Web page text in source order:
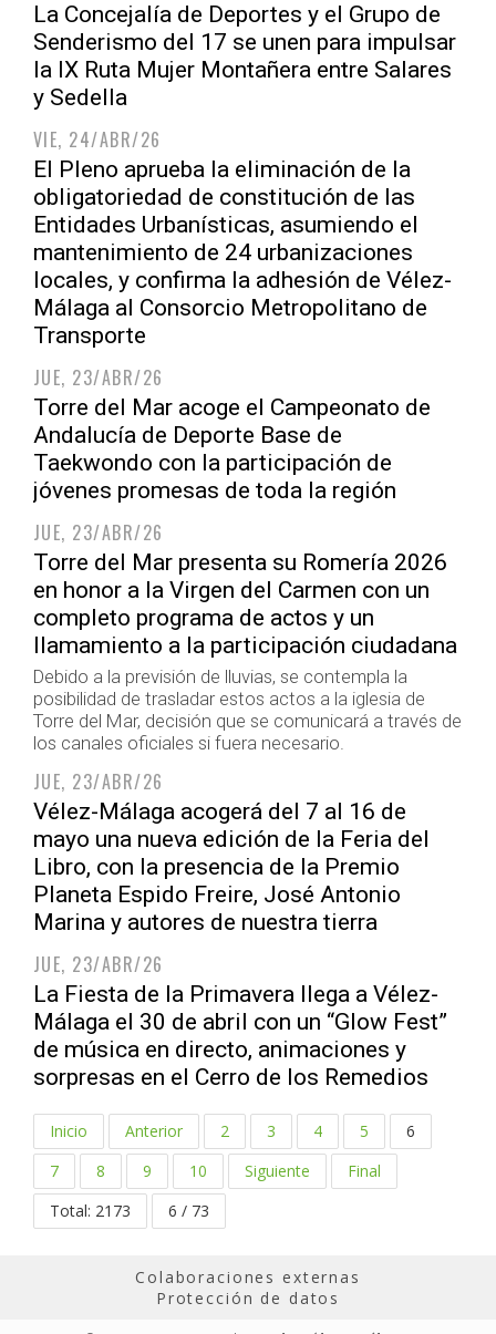
La Concejalía de Deportes y el Grupo de
Senderismo del 17 se unen para impulsar
la IX Ruta Mujer Montañera entre Salares
y Sedella
VIE, 24/ABR/26
El Pleno aprueba la eliminación de la
obligatoriedad de constitución de las
Entidades Urbanísticas, asumiendo el
mantenimiento de 24 urbanizaciones
locales, y confirma la adhesión de Vélez-
Málaga al Consorcio Metropolitano de
Transporte
JUE, 23/ABR/26
Torre del Mar acoge el Campeonato de
Andalucía de Deporte Base de
Taekwondo con la participación de
jóvenes promesas de toda la región
JUE, 23/ABR/26
Torre del Mar presenta su Romería 2026
en honor a la Virgen del Carmen con un
completo programa de actos y un
llamamiento a la participación ciudadana
Debido a la previsión de lluvias, se contempla la
posibilidad de trasladar estos actos a la iglesia de
Torre del Mar, decisión que se comunicará a través de
los canales oficiales si fuera necesario.
JUE, 23/ABR/26
Vélez-Málaga acogerá del 7 al 16 de
mayo una nueva edición de la Feria del
Libro, con la presencia de la Premio
Planeta Espido Freire, José Antonio
Marina y autores de nuestra tierra
JUE, 23/ABR/26
La Fiesta de la Primavera llega a Vélez-
Málaga el 30 de abril con un “Glow Fest”
de música en directo, animaciones y
sorpresas en el Cerro de los Remedios
Inicio Anterior 2 3 4 5
6
7
8 9 10 Siguiente
Final
Total: 2173
6 / 73
Colaboraciones externas
Protección de datos